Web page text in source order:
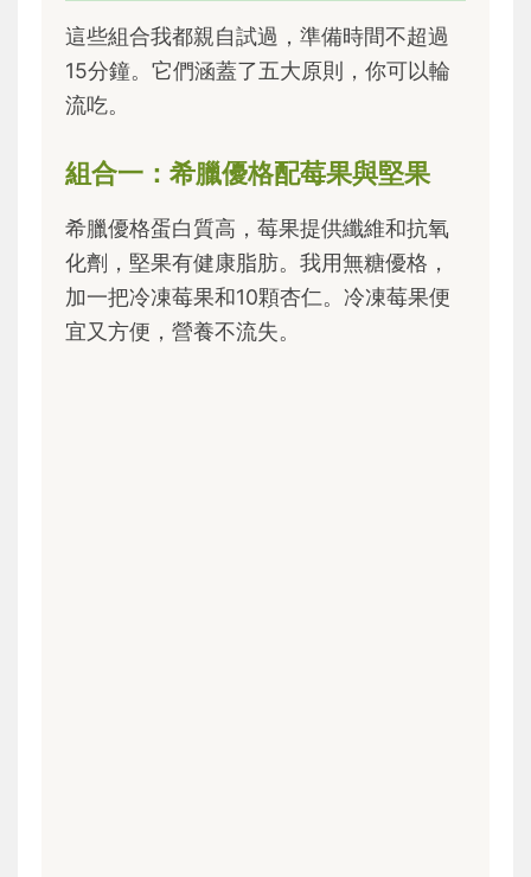
這些組合我都親自試過，準備時間不超過
15分鐘。它們涵蓋了五大原則，你可以輪
流吃。
組合一：希臘優格配莓果與堅果
希臘優格蛋白質高，莓果提供纖維和抗氧
化劑，堅果有健康脂肪。我用無糖優格，
加一把冷凍莓果和10顆杏仁。冷凍莓果便
宜又方便，營養不流失。